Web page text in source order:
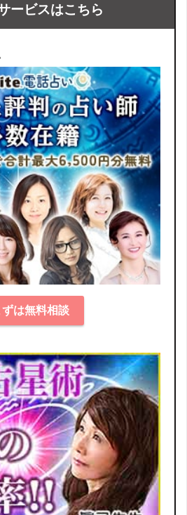
ービスはこちら
ずは無料相談